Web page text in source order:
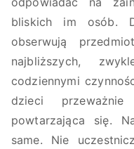
bliskich im osób.
obserwują
najbliższych,
codziennymi
dzieci
powtarzająca się.
same. Nie